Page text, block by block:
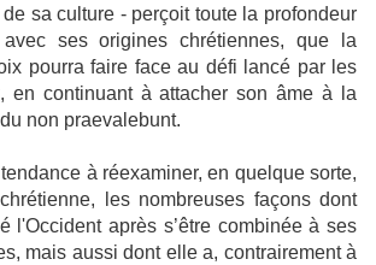
de sa culture - perçoit toute la profondeur
ses origines chrétiennes, que la
pourra faire face au défi lancé par les
en continuant à attacher son âme à la
non praevalebunt.
à réexaminer, en quelque sorte,
les nombreuses façons dont
l'Occident après s’être combinée à ses
mais aussi dont elle a, contrairement à